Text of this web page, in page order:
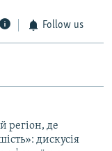
Follow us
регіон, де
дискусія